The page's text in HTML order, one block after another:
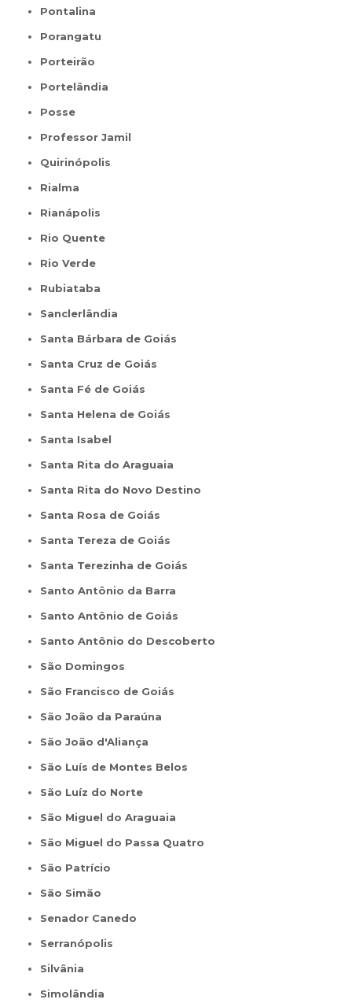
Pontalina
Porangatu
Porteirão
Portelândia
Posse
Professor Jamil
Quirinópolis
Rialma
Rianápolis
Rio Quente
Rio Verde
Rubiataba
Sanclerlândia
Santa Bárbara de Goiás
Santa Cruz de Goiás
Santa Fé de Goiás
Santa Helena de Goiás
Santa Isabel
Santa Rita do Araguaia
Santa Rita do Novo Destino
Santa Rosa de Goiás
Santa Tereza de Goiás
Santa Terezinha de Goiás
Santo Antônio da Barra
Santo Antônio de Goiás
Santo Antônio do Descoberto
São Domingos
São Francisco de Goiás
São João da Paraúna
São João d'Aliança
São Luís de Montes Belos
São Luíz do Norte
São Miguel do Araguaia
São Miguel do Passa Quatro
São Patrício
São Simão
Senador Canedo
Serranópolis
Silvânia
Simolândia